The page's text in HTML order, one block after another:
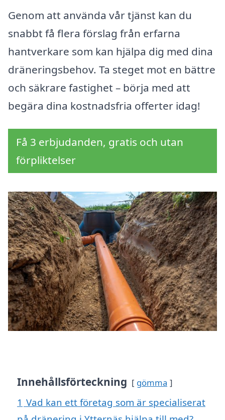
Genom att använda vår tjänst kan du
snabbt få flera förslag från erfarna
hantverkare som kan hjälpa dig med dina
dräneringsbehov. Ta steget mot en bättre
och säkrare fastighet – börja med att
begära dina kostnadsfria offerter idag!
Få 3 erbjudanden, gratis och utan
förpliktelser
Innehållsförteckning gömma
1 Vad kan ett företag som är specialiserat